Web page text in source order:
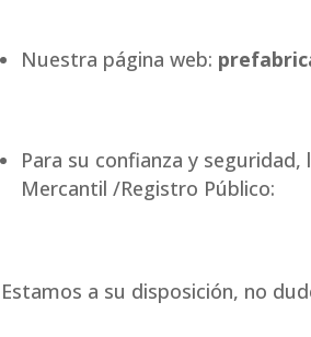
Nuestra página web:
Para su confianza y
Mercantil /Registro Público:
Estamos a su disposición, no